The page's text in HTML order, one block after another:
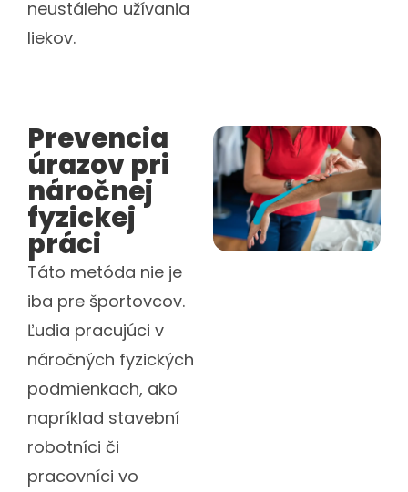
neustáleho užívania
liekov.
Prevencia
úrazov pri
náročnej
fyzickej
práci
Táto metóda nie je
iba pre športovcov.
Ľudia pracujúci v
náročných fyzických
podmienkach, ako
napríklad stavební
robotníci či
pracovníci vo